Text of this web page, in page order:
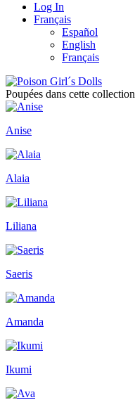
Log In
Français
Español
English
Français
Poupées dans cette collection
Anise
Alaia
Liliana
Saeris
Amanda
Ikumi